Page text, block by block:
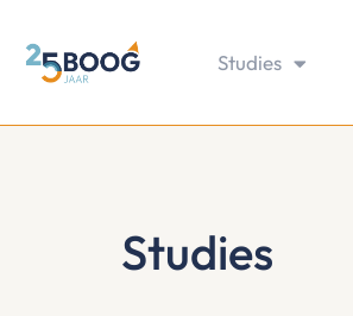
Studies
Studies